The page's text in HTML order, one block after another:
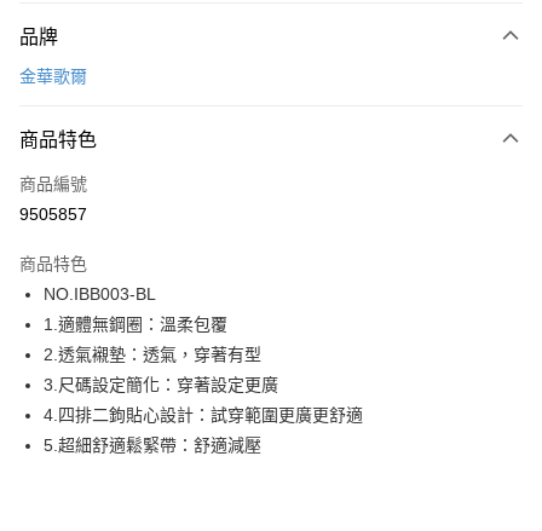
信用卡一次付款
LINE Pay
街口支付
運送方式
全家取貨付款
每筆NT$80，滿NT$1,000(含以上)免運費
付款後全家取貨
每筆NT$80，滿NT$1,000(含以上)免運費
品牌
金華歌爾
商品特色
商品編號
9505857
商品特色
NO.IBB003-BL
1.適體無鋼圈：溫柔包覆
2.透氣襯墊：透氣，穿著有型
3.尺碼設定簡化：穿著設定更廣
4.四排二鉤貼心設計：試穿範圍更廣更舒適
5.超細舒適鬆緊帶：舒適減壓